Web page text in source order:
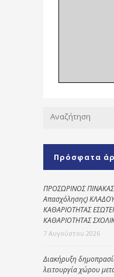
Πρόσφατα
ΠΡΟΣΩΡΙΝΟΣ
Απασχόλησης)
ΚΑΘΑΡΙΟΤΗΤΑΣ
ΚΑΘΑΡΙΟΤΗΤΑΣ
7 Αυγούστου 2026
Διακήρυξη
λειτουργία χώρου